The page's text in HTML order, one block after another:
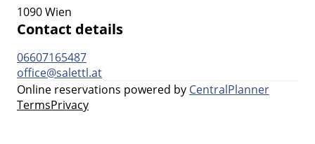
1090 Wien
Contact details
06607165487
office@salettl.at
Online reservations powered by CentralPlanner
TermsPrivacy